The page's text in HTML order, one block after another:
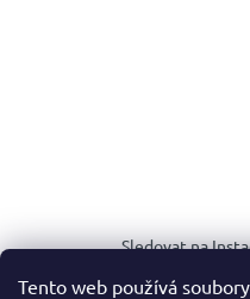
Tento web používá
Sledovat na